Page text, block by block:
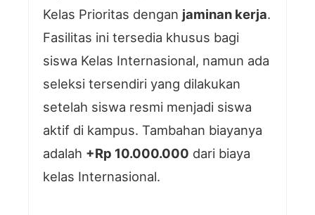
Kelas Prioritas dengan jaminan kerja.
Fasilitas ini tersedia khusus bagi
siswa Kelas Internasional, namun ada
seleksi tersendiri yang dilakukan
setelah siswa resmi menjadi siswa
aktif di kampus. Tambahan biayanya
adalah +Rp 10.000.000 dari biaya
kelas Internasional.